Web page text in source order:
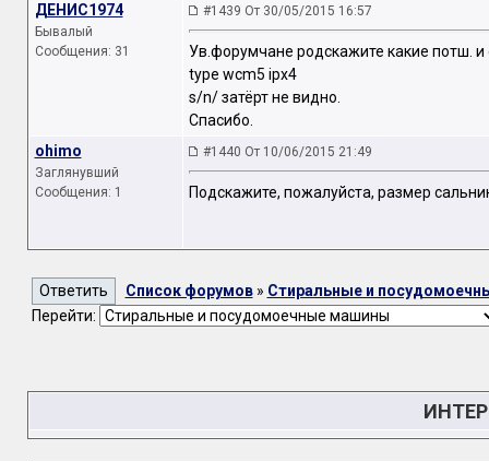
ДЕНИС1974
Бывалый
Сообщения: 31
#1439 От 30/05/2015 16:57
Ув.форумчане родскажите какие потш.
type wcm5 ipx4
s/n/ затёрт не видно.
Спасибо.
ohimo
Заглянувший
Сообщения: 1
#1440 От 10/06/2015 21:49
Подскажите, пожалуйста, размер
Список форумов» Стиральные и
Перейти: